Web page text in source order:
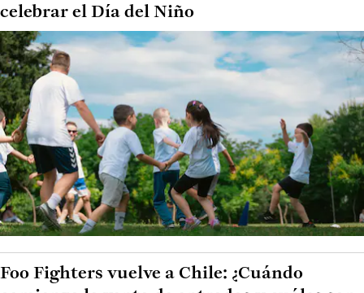
celebrar el Día del Niño
Foo Fighters vuelve a Chile: ¿Cuándo